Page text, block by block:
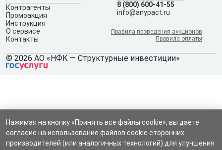
Контрагенты
Промоакция
Инструкция
О сервисе
Контакты
8 (800) 600-41-55
info@anypact.ru
Правила проведения аукционов
Правила оплаты
© 2026 АО «НФК — Структурные инвестиции»
Нажимая на кнопку «Принять все файлы cookie», вы даете
согласие на использование файлов cookie сторонних
производителей (или аналогичных технологий) для улучшения